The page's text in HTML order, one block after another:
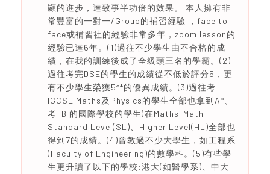
顯的進步，達致事半功倍的效果。 本人擁有非
常豐富的一對一/Group的補習經驗 ，face to
face或補習社的經驗非常多年，zoom lesson的
經驗已達6年。(1)過往不少學生由不合格的成
績，在我的訓練後成了全級頭三名的學霸。(2)
過往考完DSE的學生的成績從不低於評分5，更
有不少學生榮獲5**的優異成績。(3)過往考
IGCSE Maths及Physics的學生全部也拿到A*、
考 IB 的國際學校的學生(在Maths-Math
Standard Level(SL)、Higher Level(HL)全部也
得到7的成績。(4)曾教過不少大學生，如工程系
(Faculty of Engineering)的數學科。(5)有些學
生更升讀了以下的學校:港大(如醫學系)、中大